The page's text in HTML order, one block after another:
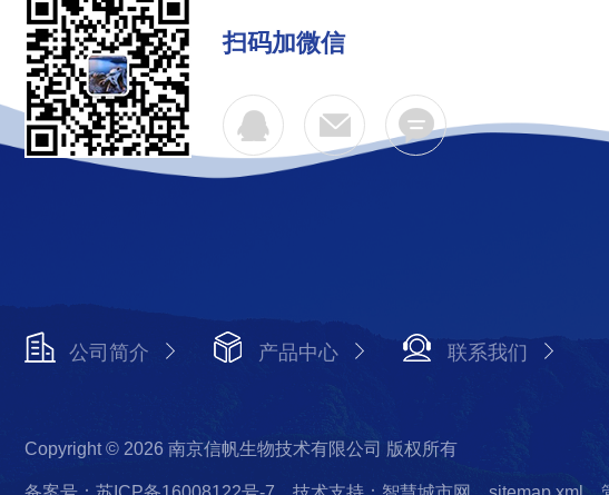
扫码加微信
公司简介 产品中心 联系我们
Copyright © 2026 南京信帆生物技术有限公司 版权所有